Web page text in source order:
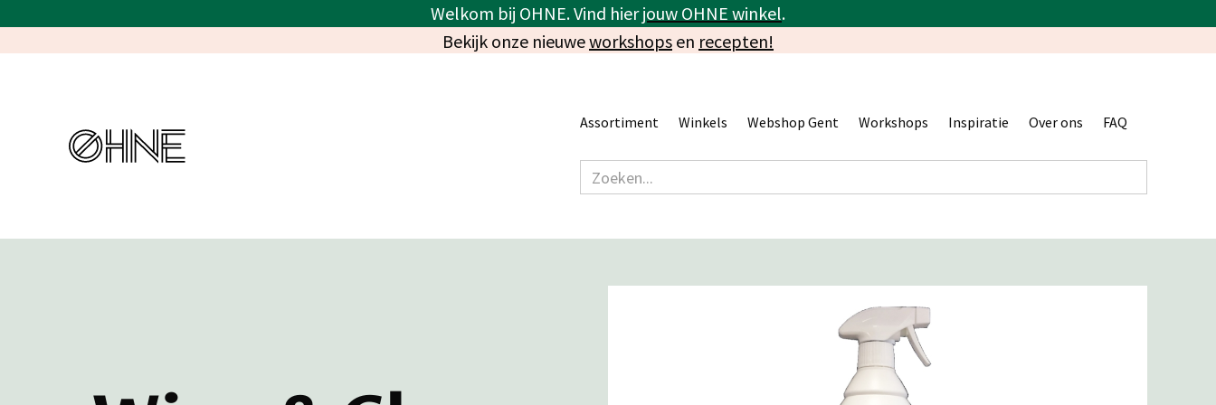
Welkom bij OHNE. Vind hierjouw OHNE winkel.
Bekijk onze nieuweworkshops en recepten!
Assortiment Winkels Webshop Gent Workshops Inspiratie Over ons FAQ